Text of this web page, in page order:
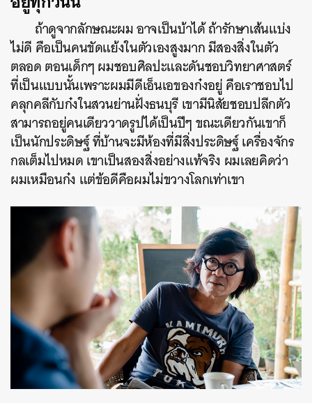
ถ้าดูจากลักษณะผม อาจเป็นบ้าได้ ถ้ารักษาเส้นแบ่ง
ไม่ดี คือเป็นคนขัดแย้งในตัวเองสูงมาก มีสองสิ่งในตัว
ตลอด ตอนเด็กๆ ผมชอบศิลปะและดันชอบวิทยาศาสตร์
ที่เป็นแบบนั้นเพราะผมมีดีเอ็นเอของก๋งอยู่ คือเราชอบไป
คลุกคลีกับก๋งในสวนย่านฝั่งธนบุรี เขามีนิสัยชอบปลีกตัว
สามารถอยู่คนเดียววาดรูปได้เป็นปีๆ ขณะเดียวกันเขาก็
เป็นนักประดิษฐ์ ที่บ้านจะมีห้องที่มีสิ่งประดิษฐ์ เครื่องจักร
กลเต็มไปหมด เขาเป็นสองสิ่งอย่างแท้จริง ผมเลยคิดว่า
ผมเหมือนก๋ง แต่ข้อดีคือผมไม่ขวางโลกเท่าเขา